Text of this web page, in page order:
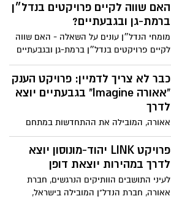
האם שווה לקיים פרויקטים בנדל״ן
ברמת-גן ובגבעתיים?
מומחי הנדל״ן עונים על השאלה - האם שווה
לקיים פרויקטים בנדל״ן ברמת-גן ובגבעתיים
ביחס לערים אחרות?
כבר לא צריך לדמיין: פרויקט הענק
"אאורה Imagine" בגבעתיים יוצא
לדרך
אאורה, המובילה את ההתחדשות במתחם
ההסתדרות בעיר, ערכה אתמול טקס הריסה
ותחילת בנייה
פרויקט LINK יהוד-מונוסון יוצא
לדרך במהירות יוצאת דופן
לעיני התושבים הוותיקים הנרגשים, חברת
אאורה, חברת הנדל"ן המובילה בישראל,